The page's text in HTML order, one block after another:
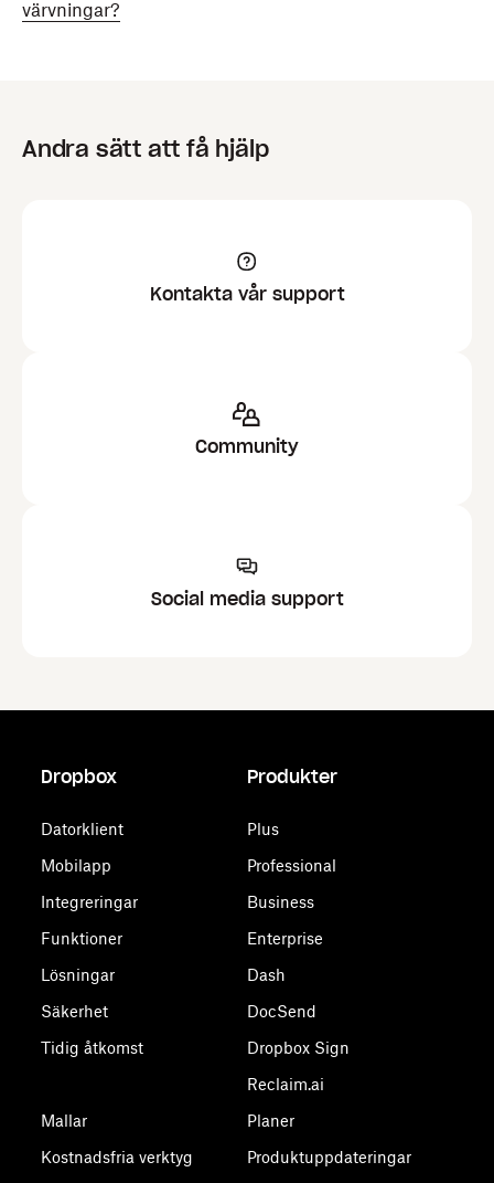
värvningar?
Andra sätt att få hjälp
Kontakta vår support
Community
Social media support
Dropbox
Datorklient
Mobilapp
Integreringar
Funktioner
Lösningar
Säkerhet
Tidig åtkomst
Mallar
Kostnadsfria verktyg
Produkter
Plus
Professional
Business
Enterprise
Dash
DocSend
Dropbox Sign
Reclaim.ai
Planer
Produktuppdateringar